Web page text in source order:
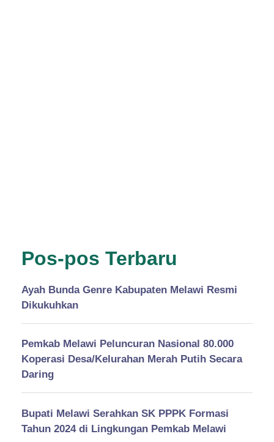
Pos-pos Terbaru
Ayah Bunda Genre Kabupaten Melawi Resmi
Dikukuhkan
Pemkab Melawi Peluncuran Nasional 80.000
Koperasi Desa/Kelurahan Merah Putih Secara
Daring
Bupati Melawi Serahkan SK PPPK Formasi
Tahun 2024 di Lingkungan Pemkab Melawi